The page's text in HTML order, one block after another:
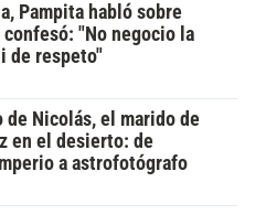
Pampita habló sobre
confesó: "No negocio la
de respeto"
de Nicolás, el marido de
en el desierto: de
a astrofotógrafo